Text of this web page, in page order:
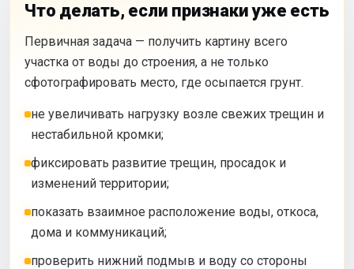
Что делать, если признаки уже есть
Первичная задача — получить картину всего
участка от воды до строения, а не только
сфотографировать место, где осыпается грунт.
не увеличивать нагрузку возле свежих трещин и
нестабильной кромки;
фиксировать развитие трещин, просадок и
изменений территории;
показать взаимное расположение воды, откоса,
дома и коммуникаций;
проверить нижний подмыв и воду со стороны